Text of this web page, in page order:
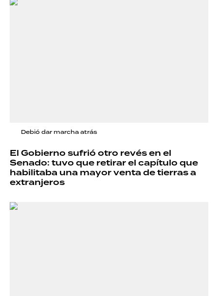
Debió dar marcha atrás
El Gobierno sufrió otro revés en el
Senado: tuvo que retirar el capítulo que
habilitaba una mayor venta de tierras a
extranjeros